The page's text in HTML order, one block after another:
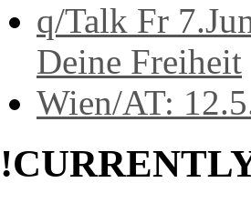
q/Talk Fr
Deine Freiheit
Wien/AT: